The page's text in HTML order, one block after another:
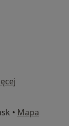
• Mapa